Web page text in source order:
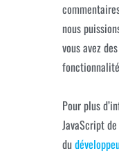
nous
vous avez
Pour plus
JavaScript
du